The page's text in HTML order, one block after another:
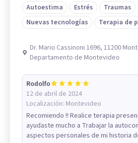
Autoestima
Estrés
Traumas
Nuevas tecnologías
Terapia de
Dr. Mario Cassinoni 1696, 11200
Departamento de Montevideo
Rodolfo
12 de abril de 2024
Localización: Montevideo
Recomiendo !! Realice terapia
ayudaste mucho a Trabajar la
aspectos personales de mi historia